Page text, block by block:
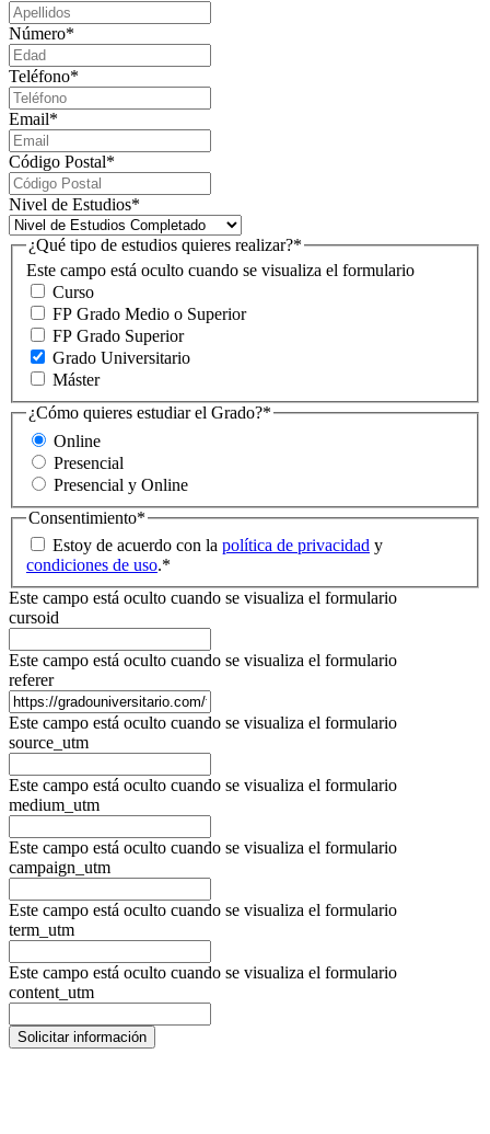
Número*
Teléfono*
Email*
Código Postal*
Nivel de Estudios*
Este campo está oculto cuando se visualiza el formulario
¿Qué tipo de estudios quieres realizar?*
Curso
FP Grado Medio o Superior
FP Grado Superior
Grado Universitario
Máster
¿Cómo quieres estudiar el Grado?*
Online
Presencial
Presencial y Online
Consentimiento*
Estoy de acuerdo con la política de privacidad y
condiciones de uso.*
Este campo está oculto cuando se visualiza el formulario
cursoid
Este campo está oculto cuando se visualiza el formulario
referer
Este campo está oculto cuando se visualiza el formulario
source_utm
Este campo está oculto cuando se visualiza el formulario
medium_utm
Este campo está oculto cuando se visualiza el formulario
campaign_utm
Este campo está oculto cuando se visualiza el formulario
term_utm
Este campo está oculto cuando se visualiza el formulario
content_utm